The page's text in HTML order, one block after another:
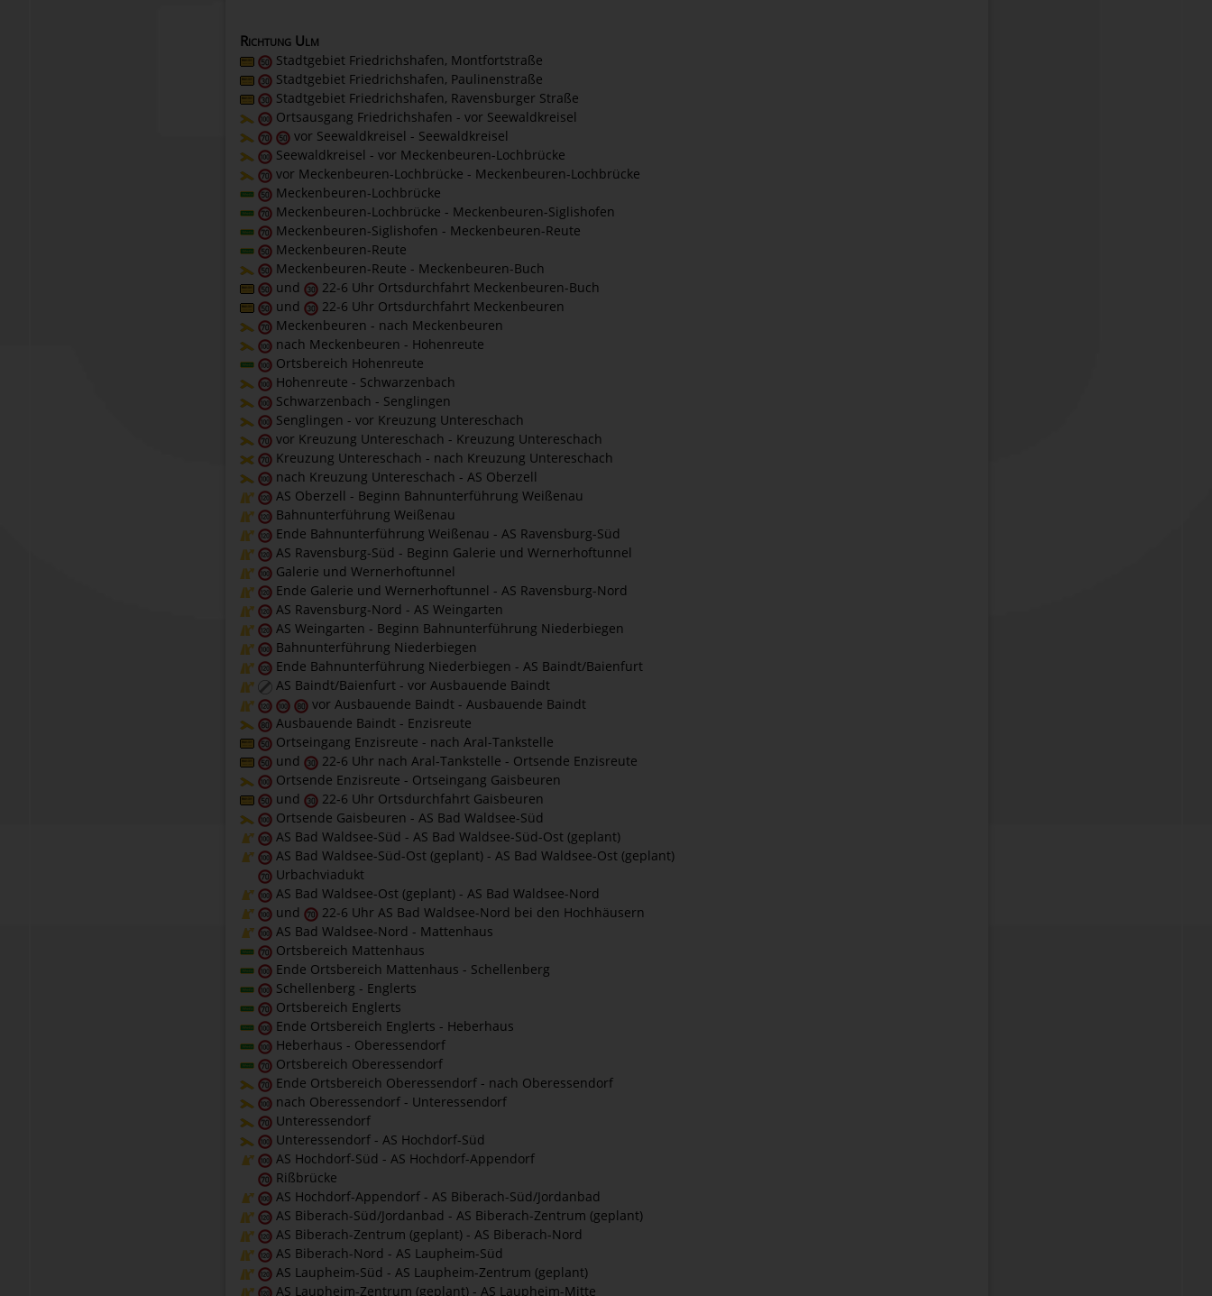
Richtung Ulm
Stadtgebiet Friedrichshafen, Montfortstraße
Stadtgebiet Friedrichshafen, Paulinenstraße
Stadtgebiet Friedrichshafen, Ravensburger Straße
Ortsausgang Friedrichshafen - vor Seewaldkreisel
vor Seewaldkreisel - Seewaldkreisel
Seewaldkreisel - vor Meckenbeuren-Lochbrücke
vor Meckenbeuren-Lochbrücke - Meckenbeuren-Lochbrücke
Meckenbeuren-Lochbrücke
Meckenbeuren-Lochbrücke - Meckenbeuren-Siglishofen
Meckenbeuren-Siglishofen - Meckenbeuren-Reute
Meckenbeuren-Reute
Meckenbeuren-Reute - Meckenbeuren-Buch
und
22-6 Uhr Ortsdurchfahrt Meckenbeuren-Buch
und
22-6 Uhr Ortsdurchfahrt Meckenbeuren
Meckenbeuren - nach Meckenbeuren
nach Meckenbeuren - Hohenreute
Ortsbereich Hohenreute
Hohenreute - Schwarzenbach
Schwarzenbach - Senglingen
Senglingen - vor Kreuzung Untereschach
vor Kreuzung Untereschach - Kreuzung Untereschach
Kreuzung Untereschach - nach Kreuzung Untereschach
nach Kreuzung Untereschach - AS Oberzell
AS Oberzell - Beginn Bahnunterführung Weißenau
Bahnunterführung Weißenau
Ende Bahnunterführung Weißenau - AS Ravensburg-Süd
AS Ravensburg-Süd - Beginn Galerie und Wernerhoftunnel
Galerie und Wernerhoftunnel
Ende Galerie und Wernerhoftunnel - AS Ravensburg-Nord
AS Ravensburg-Nord - AS Weingarten
AS Weingarten - Beginn Bahnunterführung Niederbiegen
Bahnunterführung Niederbiegen
Ende Bahnunterführung Niederbiegen - AS Baindt/Baienfurt
AS Baindt/Baienfurt - vor Ausbauende Baindt
vor Ausbauende Baindt - Ausbauende Baindt
Ausbauende Baindt - Enzisreute
Ortseingang Enzisreute - nach Aral-Tankstelle
und
22-6 Uhr nach Aral-Tankstelle - Ortsende Enzisreute
Ortsende Enzisreute - Ortseingang Gaisbeuren
und
22-6 Uhr Ortsdurchfahrt Gaisbeuren
Ortsende Gaisbeuren - AS Bad Waldsee-Süd
AS Bad Waldsee-Süd - AS Bad Waldsee-Süd-Ost (geplant)
AS Bad Waldsee-Süd-Ost (geplant) - AS Bad Waldsee-Ost (geplant)
Urbachviadukt
AS Bad Waldsee-Ost (geplant) - AS Bad Waldsee-Nord
und
22-6 Uhr AS Bad Waldsee-Nord bei den Hochhäusern
AS Bad Waldsee-Nord - Mattenhaus
Ortsbereich Mattenhaus
Ende Ortsbereich Mattenhaus - Schellenberg
Schellenberg - Englerts
Ortsbereich Englerts
Ende Ortsbereich Englerts - Heberhaus
Heberhaus - Oberessendorf
Ortsbereich Oberessendorf
Ende Ortsbereich Oberessendorf - nach Oberessendorf
nach Oberessendorf - Unteressendorf
Unteressendorf
Unteressendorf - AS Hochdorf-Süd
AS Hochdorf-Süd - AS Hochdorf-Appendorf
Rißbrücke
AS Hochdorf-Appendorf - AS Biberach-Süd/Jordanbad
AS Biberach-Süd/Jordanbad - AS Biberach-Zentrum (geplant)
AS Biberach-Zentrum (geplant) - AS Biberach-Nord
AS Biberach-Nord - AS Laupheim-Süd
AS Laupheim-Süd - AS Laupheim-Zentrum (geplant)
AS Laupheim-Zentrum (geplant) - AS Laupheim-Mitte